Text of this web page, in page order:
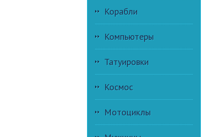
Корабли
Компьютеры
Татуировки
Космос
Мотоциклы